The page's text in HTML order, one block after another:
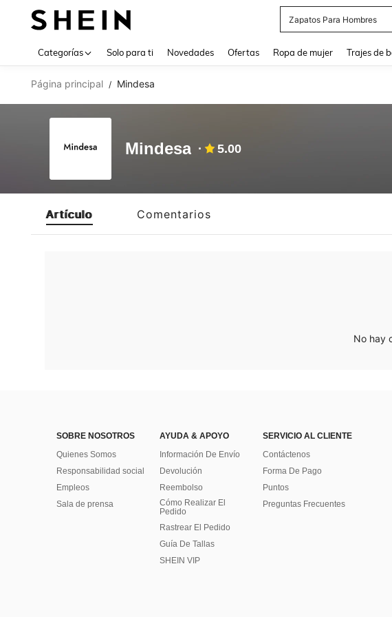
Zapatos Para Hombres
Categorías Solo para ti Novedades Ofertas Ropa de mujer Trajes de
Página principal / Mindesa
Mindesa 5.00
Artículo Comentarios
No hay
SOBRE NOSOTROS
Quienes Somos
Responsabilidad social
Empleos
Sala de prensa
AYUDA & APOYO
Información De Envío
Devolución
Reembolso
Cómo Realizar El
Pedido
Rastrear El Pedido
Guía De Tallas
SHEIN VIP
SERVICIO AL CLIENTE
Contáctenos
Forma De Pago
Puntos
Preguntas Frecuentes